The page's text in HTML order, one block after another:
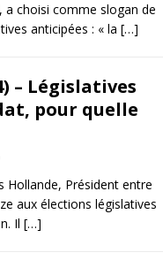
choisi comme slogan de
anticipées : « la […]
– Législatives
pour quelle
Hollande, Président entre
aux élections législatives
Il […]